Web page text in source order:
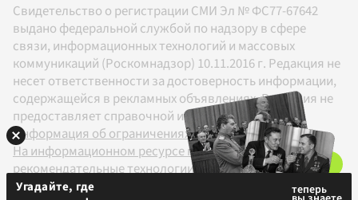
Свидетельство о регистрации СМИ Эл № ФС77-67642
выдано федеральной службой по надзору в сфере
связи, информационных технологий и массовых
коммуникаций (Роскомнадзор) 10.11.2016 г. Редакция не
несет ответственности за достоверность информации,
содержащейся в рекламных объявлениях. Редакция не
предоставляет справочной информации.
Информация об ограничениях
На информационном ресурсе применяются
рекомендательные технологии в соответствии с
Правилами
Угадайте, где